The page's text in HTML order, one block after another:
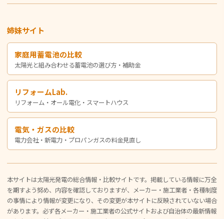
姉妹サイト
家庭用蓄電池の比較
太陽光と組み合わせる蓄電池の選び方・補助金
リフォームLab.
リフォーム・オール電化・スマートハウス
電気・ガスの比較
電力会社・新電力・プロパンガスの料金見直し
本サイトは太陽光発電の総合情報・比較サイトです。掲載している情報に万全
を期すよう努め、内容を確認しておりますが、メーカー・施工業者・各種制度
の事情により情報が変更になり、その変更が本サイトに反映されていない場合
があります。必ず各メーカー・施工業者の公式サイトおよび自治体の最新情報